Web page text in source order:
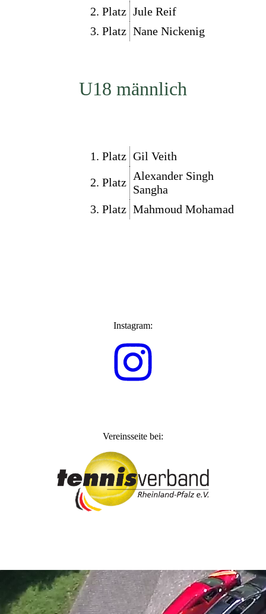
2. Platz Jule Reif
3. Platz Nane Nickenig
U18 männlich
1. Platz Gil Veith
2. Platz Alexander Singh
Sangha
3. Platz Mahmoud Mohamad
Instagram:
Vereinsseite bei: